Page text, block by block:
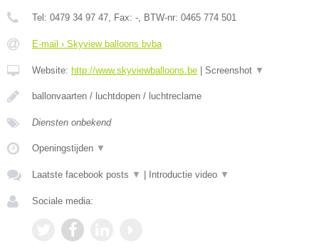
Tel: 0479 34 97 47, Fax: -, BTW-nr: 0465 774 501
E-mail › Skyview balloons bvba
Website: http://www.skyviewballoons.be Screenshot ▼
ballonvaarten / luchtdopen / luchtreclame
Diensten onbekend
Openingstijden ▼
Laatste facebook posts ▼ Introductie video ▼
Sociale media: